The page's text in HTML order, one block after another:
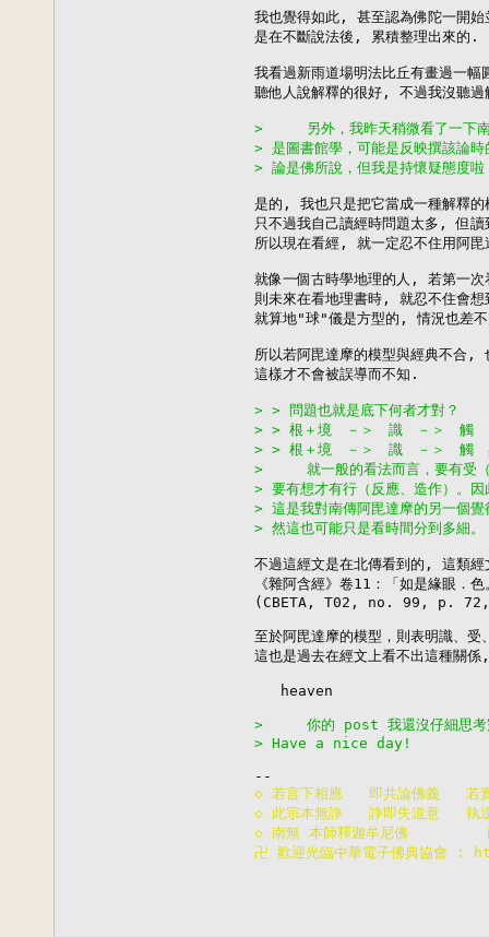
我也覺得如此, 甚至認為佛陀一開
是在不斷說法後, 累積整理出來的.
我看過新雨道場明法比丘有畫過一
聽他人說解釋的很好, 不過我沒聽
>     另外，我昨天稍微看了一下南
> 是圖書館學，可能是反映撰該論
> 論是佛所說，但我是持懷疑態度
是的, 我也只是把它當成一種解釋
只不過我自己讀經時問題太多, 但
所以現在看經, 就一定忍不住用阿
就像一個古時學地理的人, 若第一
則未來在看地理書時, 就忍不住會
就算地"球"儀是方型的, 情況也差
所以若阿毘達摩的模型與經典不
這樣才不會被誤導而不知.
> > 問題也就是底下何者才對？
> > 根＋境　－＞　識　－＞　觸
> > 根＋境　－＞　識　－＞　觸
>     就一般的看法而言，要有受（
> 要有想才有行（反應、造作）。
> 這是我對南傳阿毘達摩的另一個
> 然這也可能只是看時間分到多細。
不過這經文是在北傳看到的, 這類經
《雜阿含經》卷11：「如是緣眼．
(CBETA, T02, no. 99, p.
至於阿毘達摩的模型，則表明識
這也是過去在經文上看不出這種關
   heaven
>     你的 post 我還沒仔細思考
> Have a nice day!
◇ 若言下相應   即共論佛義   若
◇ 此宗本無諍   諍即失道意   執
◇ 南無 本師釋迦牟尼佛
卍 歡迎光臨中華電子佛典協